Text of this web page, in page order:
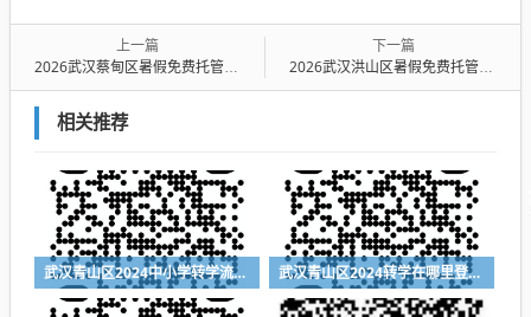
上一篇
2026武汉蔡甸区暑假免费托管班怎么报名+报名入口
下一篇
2026武汉洪山区暑假免费托管班报名时间+托管时间
相关推荐
武汉青山区2024中小学转学流程（登记入口+时间+材料） 武汉青山区2024转学在哪里登记（登记入口+登记时间+所需材料）